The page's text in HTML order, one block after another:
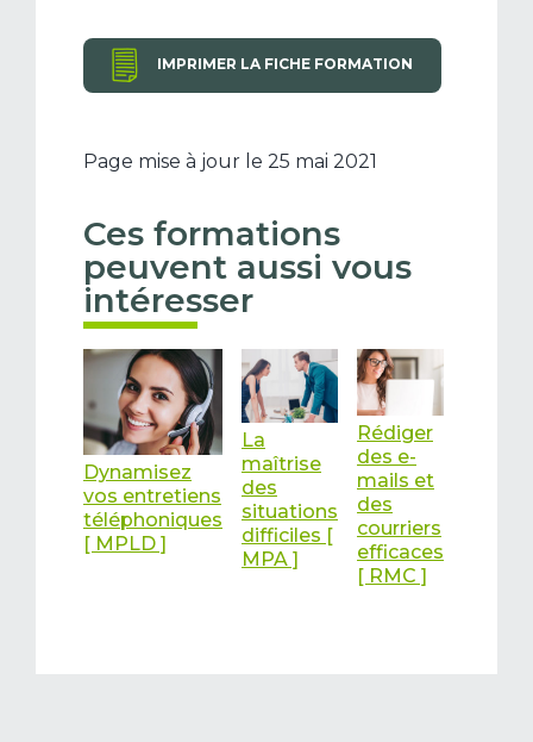
IMPRIMER LA FICHE FORMATION
Page mise à jour le 25 mai 2021
Ces formations
peuvent aussi vous
intéresser
Dynamisez
vos entretiens
téléphoniques
[ MPLD ]
La
maîtrise
des
situations
difficiles [
MPA ]
Rédiger
des e-
mails et
des
courriers
efficaces
[ RMC ]